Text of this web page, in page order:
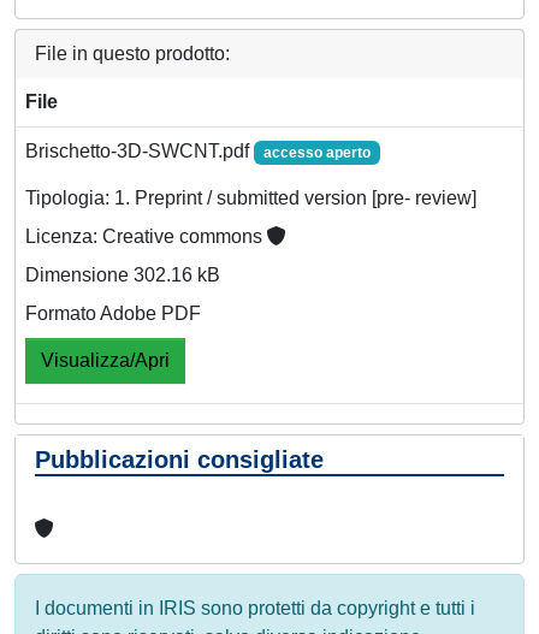
File in questo prodotto:
File
Brischetto-3D-SWCNT.pdf accesso aperto
Tipologia: 1. Preprint / submitted version [pre- review]
Licenza: Creative commons
Dimensione 302.16 kB
Formato Adobe PDF
Visualizza/Apri
Pubblicazioni consigliate
I documenti in IRIS sono protetti da copyright e tutti i